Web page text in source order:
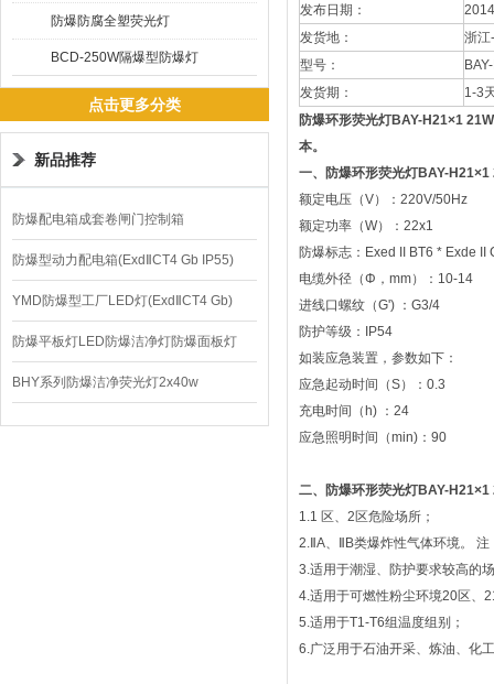
防爆防腐全塑荧光灯
BCD-250W隔爆型防爆灯
点击更多分类
新品推荐
防爆配电箱成套卷闸门控制箱
防爆型动力配电箱(ExdⅡCT4 Gb IP55)
YMD防爆型工厂LED灯(ExdⅡCT4 Gb)
220V/150W
防爆平板灯LED防爆洁净灯防爆面板灯
BHY系列防爆洁净荧光灯2x40w
发布日期：
发货地：
浙江
型号：
发货期：
1-3
防爆环形荧光灯BAY-H21×1 21W
本。
一、
防爆环形荧光灯BAY-H21×1
额定电压（V）：220V/50Hz
额定功率（W）：22x1
防爆标志：Exed II BT6 * Exde II
电缆外径（Φ，mm）：10-14
进线口螺纹（G') ：G3/4
防护等级：IP54
如装应急装置，参数如下：
应急起动时间（S）：0.3
充电时间（h) ：24
应急照明时间（min)：90
二、
防爆环形荧光灯BAY-H21×1
1.1 区、2区危险场所；
2.ⅡA、ⅡB类爆炸性气体环境。
3.适用于潮湿、防护要求较高的
4.适用于可燃性粉尘环境20区、
5.适用于T1-T6组温度组别；
6.广泛用于石油开采、炼油、化